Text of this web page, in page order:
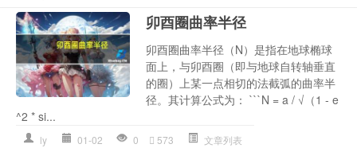
卯酉圈曲率半径
卯酉圈曲率半径（N）是指在地球椭球
面上，与卯酉圈（即与地球自转轴垂直
的圈）上某一点相切的法截弧的曲率半
径。其计算公式为： ```N = a / √（1 - e
^2 * si...
ly 01-02 0 573 文章列表